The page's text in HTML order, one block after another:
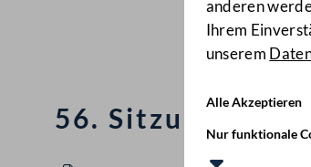
anderen
Ihrem
unserem
Alle Akzeptieren
Nur funktionale
56. Sitzung des